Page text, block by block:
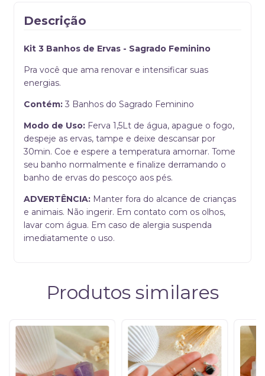
Descrição
Kit 3 Banhos de Ervas - Sagrado Feminino
Pra você que ama renovar e intensificar suas
energias.
Contém: 3 Banhos do Sagrado Feminino
Modo de Uso: Ferva 1,5Lt de água, apague o fogo,
despeje as ervas, tampe e deixe descansar por
30min. Coe e espere a temperatura amornar. Tome
seu banho normalmente e finalize derramando o
banho de ervas do pescoço aos pés.
ADVERTÊNCIA: Manter fora do alcance de crianças
e animais. Não ingerir. Em contato com os olhos,
lavar com água. Em caso de alergia suspenda
imediatamente o uso.
Produtos similares